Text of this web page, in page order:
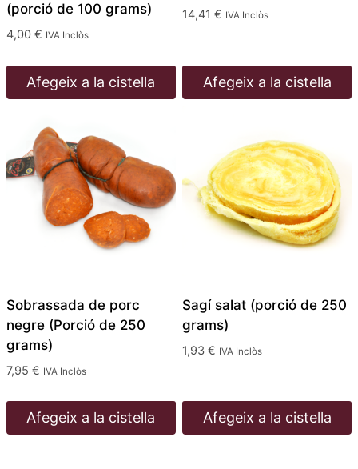
(porció de 100 grams)
4,00 € IVA Inclòs
Afegeix a la cistella
14,41 € IVA Inclòs
Afegeix a la cistella
Sobrassada de porc
negre (Porció de 250
grams)
7,95 € IVA Inclòs
Afegeix a la cistella
Sagí salat (porció de 250
grams)
1,93 € IVA Inclòs
Afegeix a la cistella